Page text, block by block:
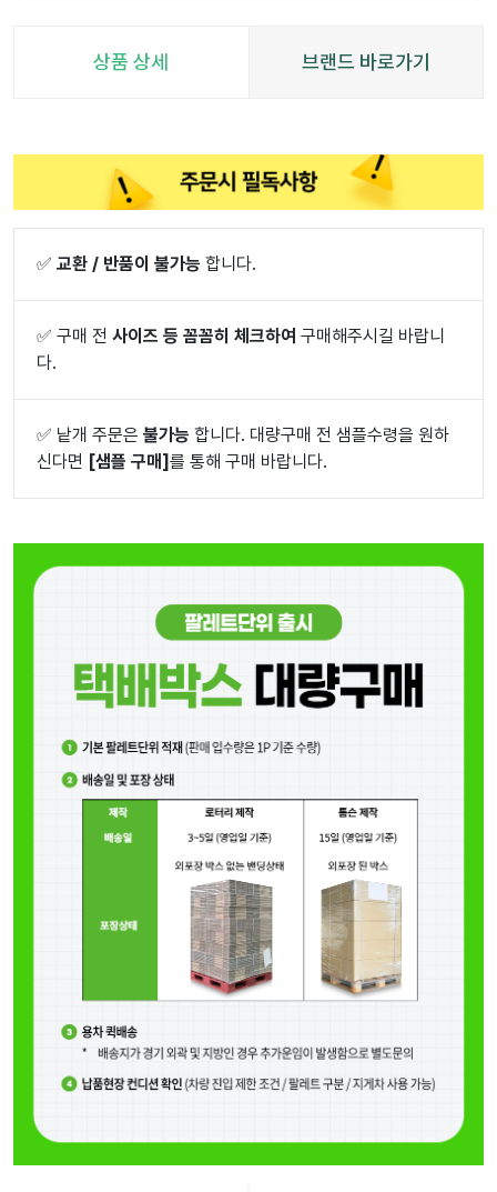
상품 상세 브랜드 바로가기
✅ 교환 / 반품이 불가능 합니다.
✅ 구매 전 사이즈 등 꼼꼼히 체크하여 구매해주시길 바랍니
다.
✅ 낱개 주문은 불가능 합니다. 대량구매 전 샘플수령을 원하
신다면 [샘플 구매]를 통해 구매 바랍니다.